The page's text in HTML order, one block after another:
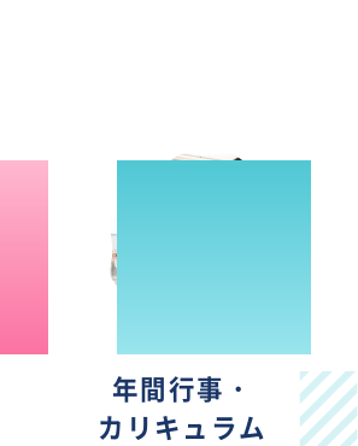
年間行事・
カリキュラム